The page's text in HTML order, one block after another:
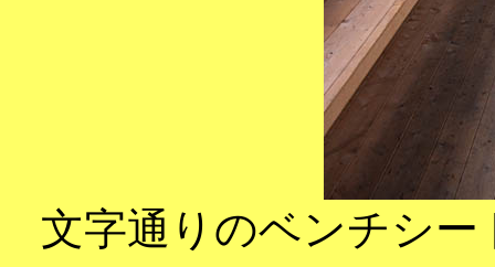
文字通りのベンチシ